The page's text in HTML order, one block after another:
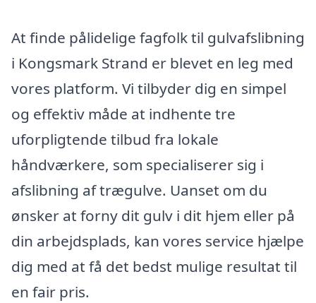
At finde pålidelige fagfolk til gulvafslibning
i Kongsmark Strand er blevet en leg med
vores platform. Vi tilbyder dig en simpel
og effektiv måde at indhente tre
uforpligtende tilbud fra lokale
håndværkere, som specialiserer sig i
afslibning af trægulve. Uanset om du
ønsker at forny dit gulv i dit hjem eller på
din arbejdsplads, kan vores service hjælpe
dig med at få det bedst mulige resultat til
en fair pris.